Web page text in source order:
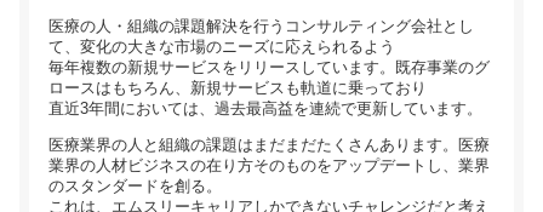
医療の人・組織の課題解決を行うコンサルティング会社とし
て、変化の大きな市場のニーズに応えられるよう
毎年複数の新規サービスをリリースしています。既存事業のグ
ロースはもちろん、新規サービスも軌道に乗っており
直近3年間においては、過去最高益を連続で更新しています。
医療業界の人と組織の課題はまだまだたくさんあります。医療
業界の人材ビジネスの在り方そのものをアップデートし、業界
のスタンダードを創る。
これは、エムスリーキャリアしかできないチャレンジだと考え